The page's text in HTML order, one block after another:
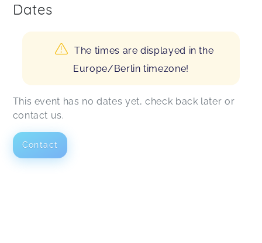
Dates
The times are displayed in the
Europe/Berlin timezone!
This event has no dates yet, check back later or
contact us.
Contact